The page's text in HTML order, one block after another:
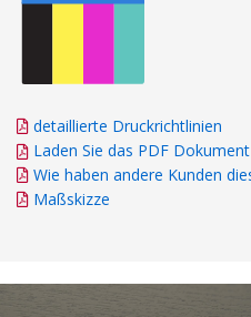
detaillierte Druckrichtlinien
Laden Sie das PDF
Wie haben andere Kunden
Maßskizze